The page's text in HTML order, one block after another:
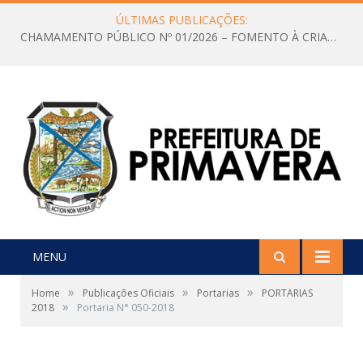
ÚLTIMAS PUBLICAÇÕES:
CHAMAMENTO PÚBLICO Nº 01/2026 – FOMENTO À CRIAÇÃO E A CIRCULAÇÃO DE PRODUÇÕES CULTURAIS – Aldir Blanc
MENU
Home » Publicações Oficiais » Portarias »
PORTARIAS
2018 » Portaria N° 050-2018